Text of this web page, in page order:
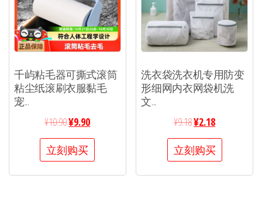
千屿粘毛器可撕式滚筒
粘尘纸滚刷衣服黏毛
宠...
¥10.90¥9.90
立刻购买
洗衣袋洗衣机专用防变
形细网内衣网袋机洗
文...
¥9.18¥2.18
立刻购买